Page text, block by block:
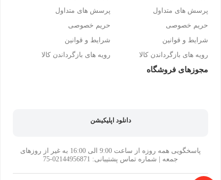
پرسش های متداول
حریم خصوصی
شرایط و قوانین
رویه های بازگرداندن کالا
پرسش های متداول
حریم خصوصی
شرایط و قوانین
رویه های بازگرداندن کالا
مجوزهای فروشگاه
دانلود اپلیکیشن
پاسخگویی همه روزه از ساعت 9:00 الی 16:00 به غیر از روزهای
جمعه | شماره تماس پشتیبانی: 02144956871-75